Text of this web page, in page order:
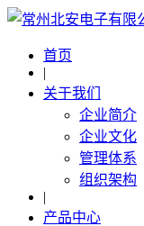
首页
|
关于我们
企业简介
企业文化
管理体系
组织架构
|
产品中心